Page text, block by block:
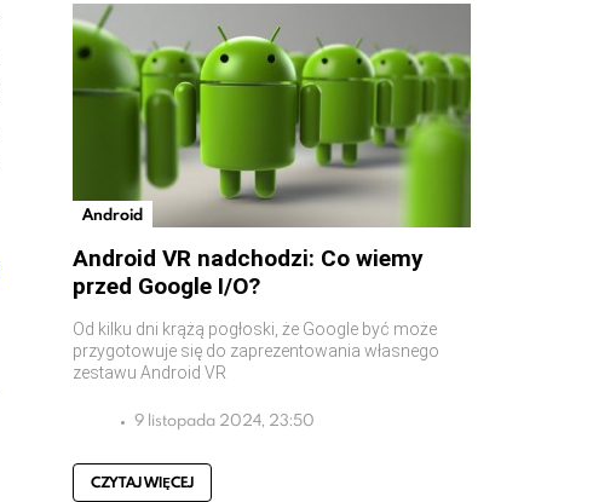
Android
Android VR nadchodzi: Co wiemy
przed Google I/O?
Od kilku dni krążą pogłoski, że Google być może
przygotowuje się do zaprezentowania własnego
zestawu Android VR
9 listopada 2024, 23:50
CZYTAJ WIĘCEJ